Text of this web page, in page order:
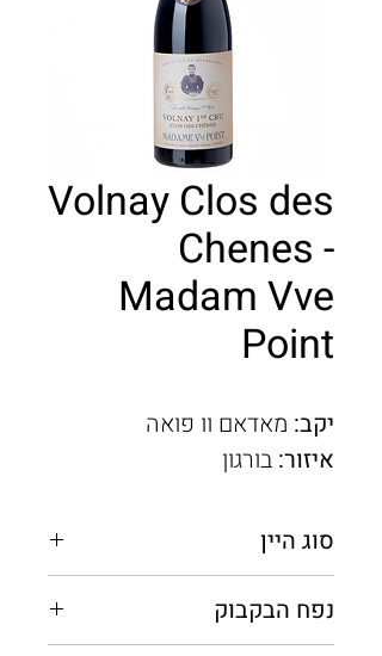
Volnay Clos des
Chenes -
Madam Vve
Point
יקב: מאדאם וו פואה
איזור: בורגון
סוג היין
נפח הבקבוק